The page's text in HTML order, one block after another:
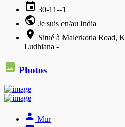
30-11--1
Je suis en/au India
Situé à Malerkotla Road,
Ludhiana -
Photos
Mur